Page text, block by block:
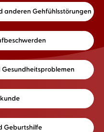
anderen Gehfühlsstörungen
Geburtshilfe